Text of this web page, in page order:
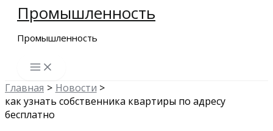
Перейти
содержимому
Промышленность
Промышленность
Главная
Новости
как узнать собственника квартиры по адресу
бесплатно